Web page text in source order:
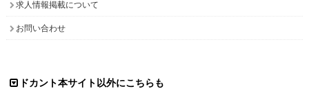
求人情報掲載について
お問い合わせ
ドカント本サイト以外にこちらも